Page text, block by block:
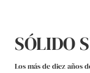
SÓLIDO
Los más de diez años